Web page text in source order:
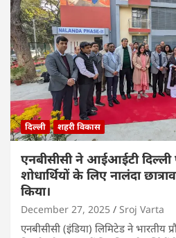
दिल्ली शहरी विकास
एनबीसीसी ने आईआईटी दिल्ली
शोधार्थियों के लिए नालंदा
किया।
December 27, 2025 Sroj Varta
एनबीसीसी (इंडिया) लिमिटेड ने भारतीय